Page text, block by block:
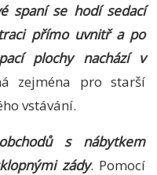
spaní se hodí sedací
přímo uvnitř a po
plochy nachází v
zejména pro starší
vstávání.
s nábytkem
zády. Pomocí